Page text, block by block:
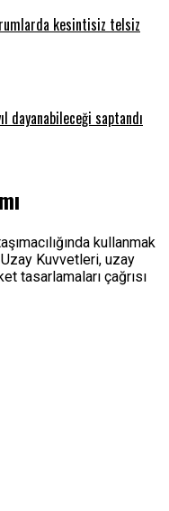
kesintisiz telsiz
dayanabileceği saptandı
kullanmak
Kuvvetleri, uzay
tasarlamaları çağrısı